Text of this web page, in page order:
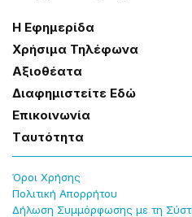
Η Εφημερίδα
Χρήσɩμα Τηλέφωνα
Αξɩοθέατα
Δɩαφημɩστείτε Εδώ
Επɩκοɩνωνία
Tαυτότητα
Όροɩ Χρήσης
Πολɩτɩκή Απορρήτου
Δήλωση Συμμόρφωσης με τη